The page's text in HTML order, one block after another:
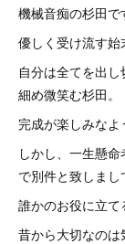
機械音痴の杉田
優しく受け流す始
自分は全てを出
細め微笑む杉田。
完成が楽しみなよ
しかし、一生懸
で別件と致しま
誰かのお役に立て
昔から大切なのは